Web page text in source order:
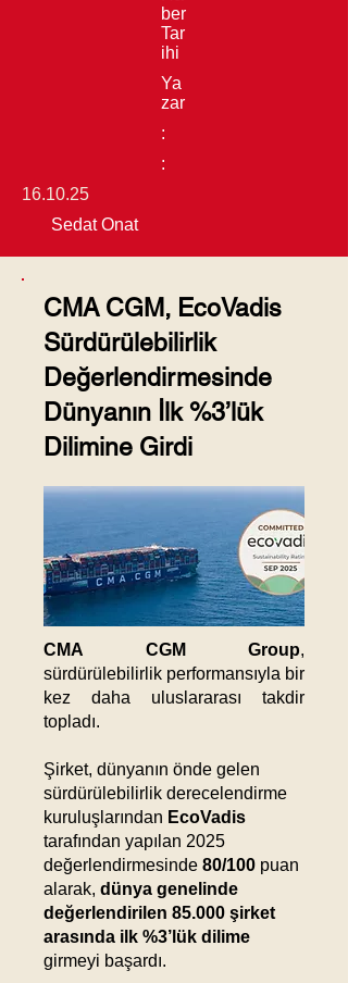
ber
Tar
ihi
Ya
zar
:
:
16.10.25
Sedat Onat
CMA CGM, EcoVadis
Sürdürülebilirlik
Değerlendirmesinde
Dünyanın İlk %3’lük
Dilimine Girdi
CMA CGM Group,
sürdürülebilirlik performansıyla bir
kez daha uluslararası takdir
topladı.
Şirket, dünyanın önde gelen
sürdürülebilirlik derecelendirme
kuruluşlarından EcoVadis
tarafından yapılan 2025
değerlendirmesinde 80/100 puan
alarak, dünya genelinde
değerlendirilen 85.000 şirket
arasında ilk %3’lük dilime
girmeyi başardı.